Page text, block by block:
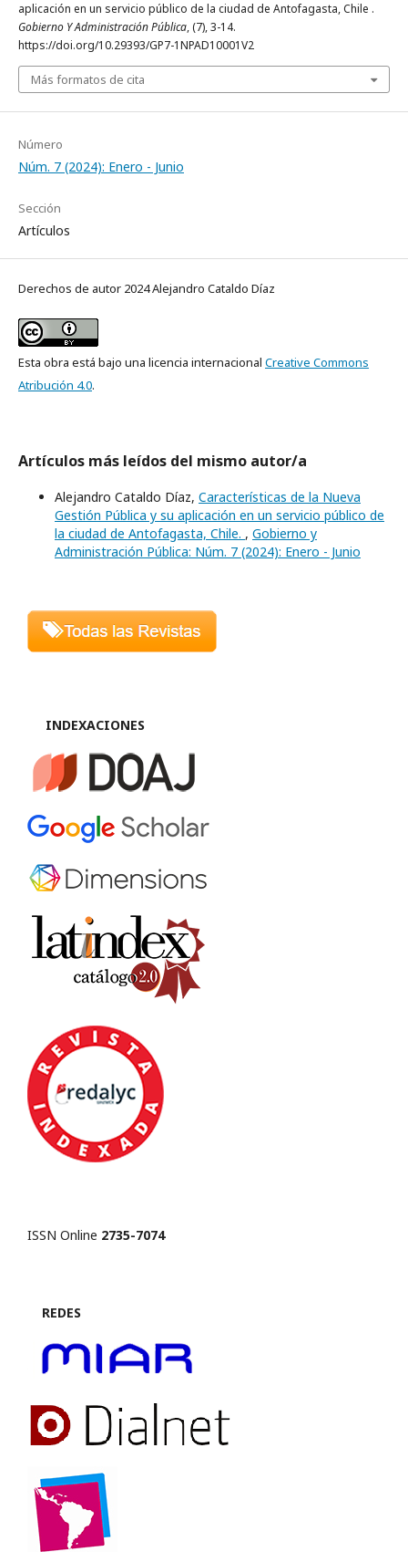
aplicación en un servicio público de la ciudad de Antofagasta, Chile .
Gobierno Y Administración Pública, (7), 3-14.
https://doi.org/10.29393/GP7-1NPAD10001V2
Más formatos de cita
Número
Núm. 7 (2024): Enero - Junio
Sección
Artículos
Derechos de autor 2024 Alejandro Cataldo Díaz
Esta obra está bajo una licencia internacional Creative Commons
Atribución 4.0.
Artículos más leídos del mismo autor/a
Alejandro Cataldo Díaz, Características de la Nueva
Gestión Pública y su aplicación en un servicio público de
la ciudad de Antofagasta, Chile. , Gobierno y
Administración Pública: Núm. 7 (2024): Enero - Junio
INDEXACIONES
ISSN Online 2735-7074
REDES